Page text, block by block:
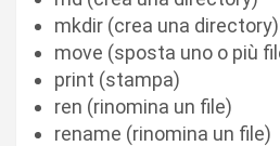
mkdir (crea una directory)
move (sposta uno o più
print (stampa)
ren (rinomina un file)
rename (rinomina un file)